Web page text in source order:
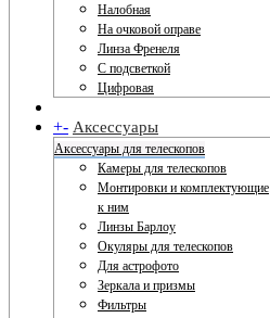
Налобная
На очковой оправе
Линза Френеля
С подсветкой
Цифровая
+- Аксессуары
Аксессуары для телескопов
Камеры для телескопов
Монтировки и комплектующие
к ним
Линзы Барлоу
Окуляры для телескопов
Для астрофото
Зеркала и призмы
Фильтры